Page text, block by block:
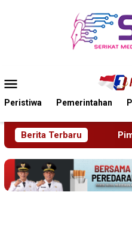
Mobile
Peristiwa Pemerintahan
Berita Terbaru
Pimrus Filesatu.co.id